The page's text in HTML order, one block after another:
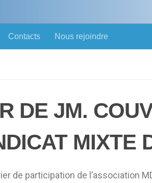
Contacts Nous rejoindre
DE JM.
MIXTE
de participation de l’association